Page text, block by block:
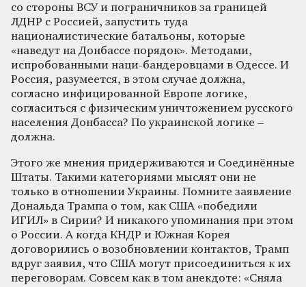
со стороны ВСУ и пограничников за границей
ЛДНР с Россией, запустить туда
националистические батальоны, которые
«наведут на Донбассе порядок». Методами,
испробованными наци-бандеровцами в Одессе. И
Россия, разумеется, в этом случае должна,
согласно инфицированной Европе логике,
согласиться с физическим уничтожением русского
населения Донбасса? По украинской логике –
должна.
Этого же мнения придерживаются и Соединённые
Штаты. Такими категориями мыслят они не
только в отношении Украины. Помните заявление
Дональда Трампа о том, как США «победили
ИГИЛ» в Сирии? И никакого упоминания при этом
о России. А когда КНДР и Южная Корея
договорились о возобновлении контактов, Трамп
вдруг заявил, что США могут присоединиться к их
переговорам. Совсем как в том анекдоте: «Сняла